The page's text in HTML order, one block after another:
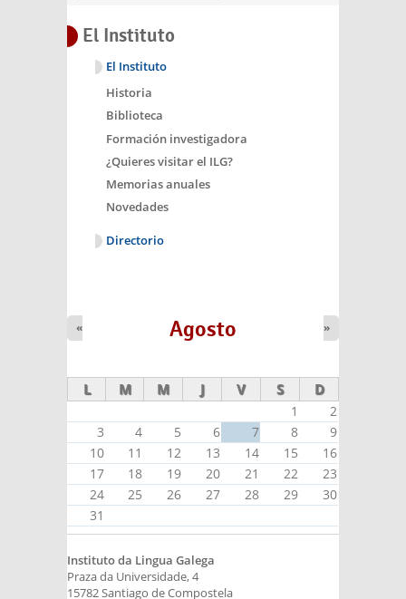
El Instituto
El Instituto
Historia
Biblioteca
Formación investigadora
¿Quieres visitar el ILG?
Memorias anuales
Novedades
Directorio
Agosto
« »
L M M J V S D
1
2
3
4 5 6 7 8
9
10
11 12 13 14 15
16
17
18 19 20 21 22
23
24
25 26 27 28 29
30
31
Instituto da Lingua Galega
Praza da Universidade, 4
15782 Santiago de Compostela